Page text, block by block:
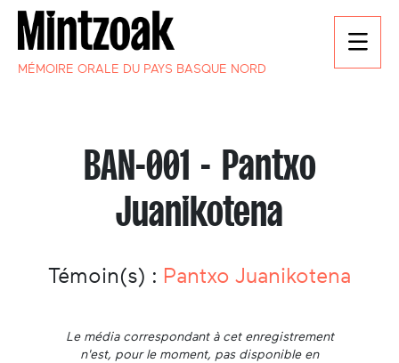
MÉMOIRE ORALE DU PAYS BASQUE NORD
BAN-001 - Pantxo
Juanikotena
Témoin(s) : Pantxo Juanikotena
Le média correspondant à cet enregistrement
n'est, pour le moment, pas disponible en